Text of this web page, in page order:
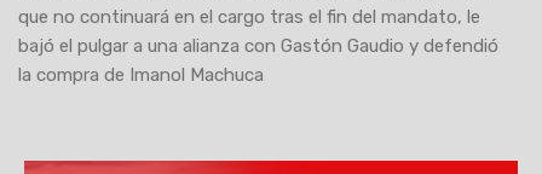
que no continuará en el cargo tras el fin del mandato, le
bajó el pulgar a una alianza con Gastón Gaudio y defendió
la compra de Imanol Machuca